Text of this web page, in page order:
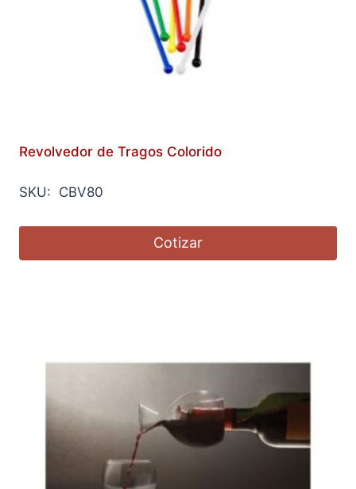
Revolvedor de Tragos Colorido
SKU: CBV80
Cotizar